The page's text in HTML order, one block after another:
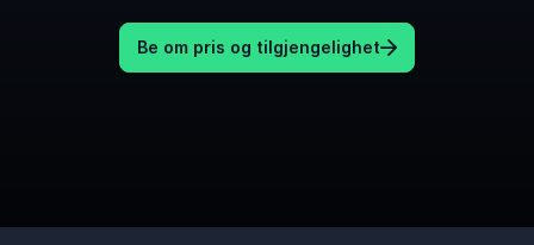
Be om pris og tilgjengelighet